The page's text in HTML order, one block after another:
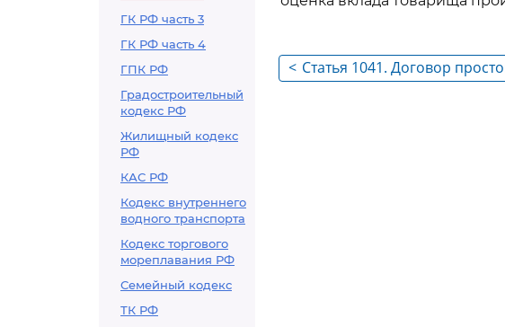
ГК РФ часть 3
ГК РФ часть 4
ГПК РФ
Градостроительный
кодекс РФ
Жилищный кодекс
РФ
КАС РФ
Кодекс внутреннего
водного транспорта
Кодекс торгового
мореплавания РФ
Семейный кодекс
ТК РФ
< Статья 1041. Договор